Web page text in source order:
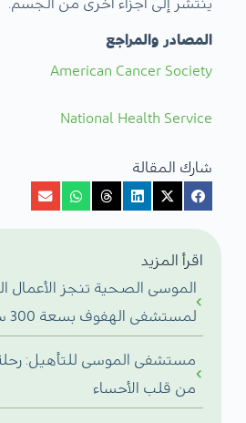
ينتشر إلى أجزاء أخرى من الجسم.
المصادر والمراجع
American Cancer Society
National Health Service
شارك المقالة
اقرأ المزيد
الموسى الصحية تنجز الأعمال
لمستشفى الهفوف بسعة 300 سرير
مستشفى الموسى للتأهيل:
من قلب الأحساء